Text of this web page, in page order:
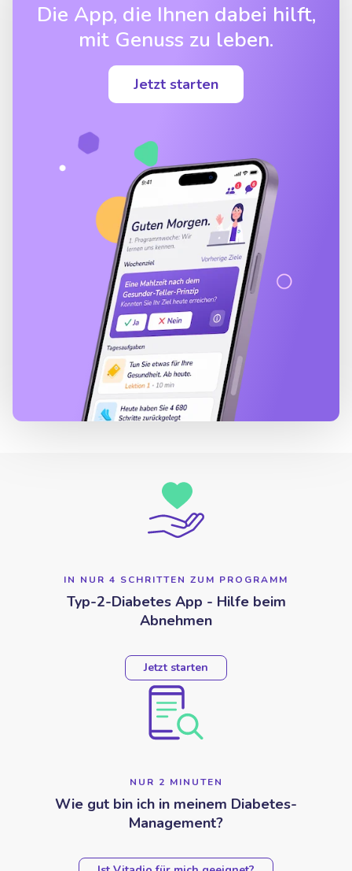
Die App, die Ihnen dabei hilft,
mit Genuss zu leben.
Jetzt starten
IN NUR 4 SCHRITTEN ZUM PROGRAMM
Typ-2-Diabetes App - Hilfe beim
Abnehmen
Jetzt starten
NUR 2 MINUTEN
Wie gut bin ich in meinem Diabetes-
Management?